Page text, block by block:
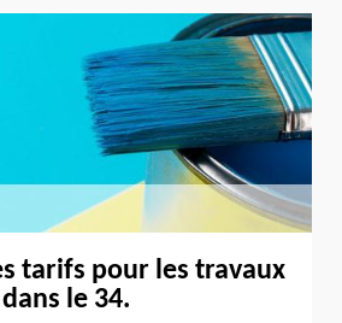
tarifs pour les travaux
le 34.